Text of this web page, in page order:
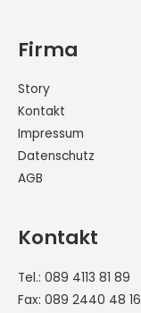
Firma
Story
Kontakt
Impressum
Datenschutz
AGB
Kontakt
Tel.: 089 4113 81 89
Fax: 089 2440 48 16